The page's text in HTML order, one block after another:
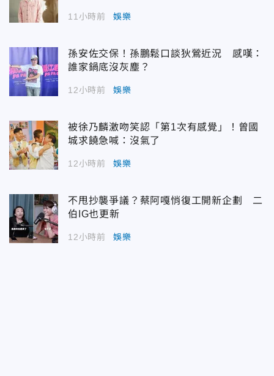
11小時前 娛樂
孫安佐交保！孫鵬鬆口談狄鶯近況 感嘆：
誰家鍋底沒灰塵？
12小時前 娛樂
被徐乃麟激吻笑認「第1次有感覺」！曾國
城求饒急喊：沒氣了
12小時前 娛樂
不甩抄襲爭議？蔡阿嘎悄復工開新企劃 二
伯IG也更新
12小時前 娛樂